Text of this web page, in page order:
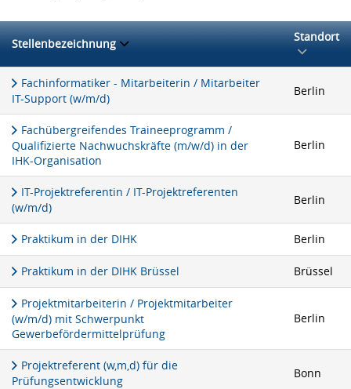
Stellenbezeichnung Standort
Fachinformatiker - Mitarbeiterin / Mitarbeiter
IT-Support (w/m/d)
Berlin
Fachübergreifendes Traineeprogramm /
Qualifizierte Nachwuchskräfte (m/w/d) in der
IHK-Organisation
Berlin
IT-Projektreferentin / IT-Projektreferenten
(w/m/d)
Berlin
Praktikum in der DIHK Berlin
Praktikum in der DIHK Brüssel Brüssel
Projektmitarbeiterin / Projektmitarbeiter
(w/m/d) mit Schwerpunkt
Gewerbefördermittelprüfung
Berlin
Projektreferent (w,m,d) für die
Prüfungsentwicklung
Bonn